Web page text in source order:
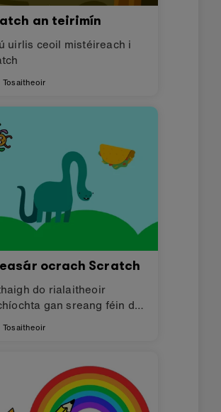
an teirimín
uirlis ceoil mistéireach i
Tosaitheoir
ocrach Scratch
do rialaitheoir
gan sreang féin do
Tosaitheoir